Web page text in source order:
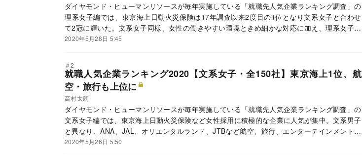
ダイヤモンド・ヒューマンリソースが毎年実施している「就職先人気企業ランキング調査」の
理系女子編では、東京海上日動火災保険は17年調査以来2度目の1位となり文系女子と合わせ
て2冠に輝いた。文系女子同様、女性の働きやすい環境ときめ細かな対応に加え、理系女子の
入社理由ややりがいなど採用ホームページでの積極的な情報発信が評価されたようだ。
2020年5月28日 5:45
＃2
就職人気企業ランキング2020【文系女子・全150社】東京海上1位、航
空・旅行も上位に
高村太朗
ダイヤモンド・ヒューマンリソースが毎年実施している「就職先人気企業ランキング調査」の
文系女子編では、東京海上日動火災保険など女性採用に積極的な企業に人気が集中。文系男子
と異なり、ANA、JAL、オリエンタルランド、JTBなど航空、旅行、エンターテインメント業
界が上位に食い込み、コロナ禍の影響は見られない結果となった。
2020年5月26日 5:50